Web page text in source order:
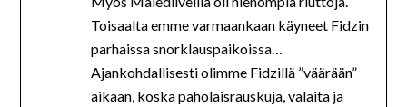
Toisaalta emme varmaankaan käyneet Fidzin
parhaissa snorklauspaikoissa…
Ajankohdallisesti olimme Fidzillä ”väärään”
aikaan, koska paholaisrauskuja, valaita ja